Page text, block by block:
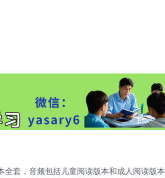
套，音频包括儿童阅读版本和成人阅读版本